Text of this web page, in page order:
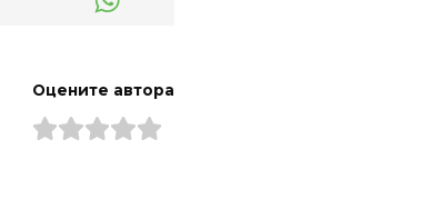
Оцените автора